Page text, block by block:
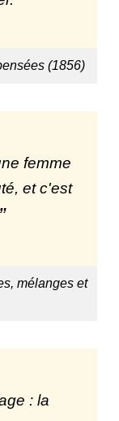
(1856)
femme
et c'est
mélanges et
: la